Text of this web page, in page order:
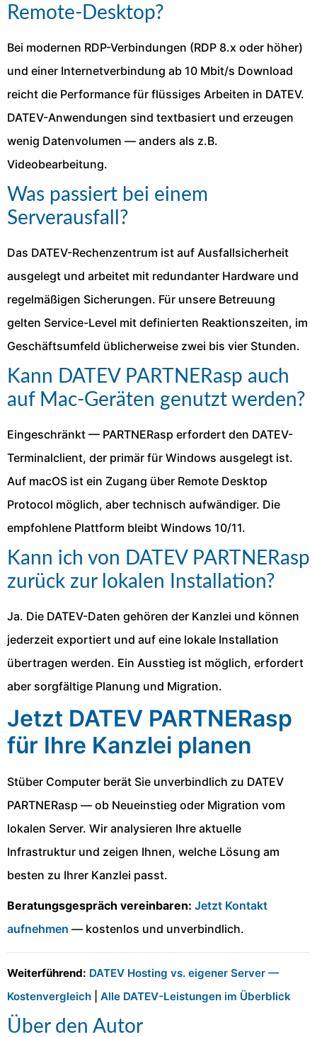
Remote-Desktop?
Bei modernen RDP-Verbindungen (RDP 8.x oder höher)
und einer Internetverbindung ab 10 Mbit/s Download
reicht die Performance für flüssiges Arbeiten in DATEV.
DATEV-Anwendungen sind textbasiert und erzeugen
wenig Datenvolumen — anders als z.B.
Videobearbeitung.
Was passiert bei einem
Serverausfall?
Das DATEV-Rechenzentrum ist auf Ausfallsicherheit
ausgelegt und arbeitet mit redundanter Hardware und
regelmäßigen Sicherungen. Für unsere Betreuung
gelten Service-Level mit definierten Reaktionszeiten, im
Geschäftsumfeld üblicherweise zwei bis vier Stunden.
Kann DATEV PARTNERasp auch
auf Mac-Geräten genutzt werden?
Eingeschränkt — PARTNERasp erfordert den DATEV-
Terminalclient, der primär für Windows ausgelegt ist.
Auf macOS ist ein Zugang über Remote Desktop
Protocol möglich, aber technisch aufwändiger. Die
empfohlene Plattform bleibt Windows 10/11.
Kann ich von DATEV PARTNERasp
zurück zur lokalen Installation?
Ja. Die DATEV-Daten gehören der Kanzlei und können
jederzeit exportiert und auf eine lokale Installation
übertragen werden. Ein Ausstieg ist möglich, erfordert
aber sorgfältige Planung und Migration.
Jetzt DATEV PARTNERasp
für Ihre Kanzlei planen
Stüber Computer berät Sie unverbindlich zu DATEV
PARTNERasp — ob Neueinstieg oder Migration vom
lokalen Server. Wir analysieren Ihre aktuelle
Infrastruktur und zeigen Ihnen, welche Lösung am
besten zu Ihrer Kanzlei passt.
Beratungsgespräch vereinbaren: Jetzt Kontakt
aufnehmen — kostenlos und unverbindlich.
Weiterführend: DATEV Hosting vs. eigener Server —
Kostenvergleich
Alle DATEV-Leistungen im Überblick
Über den Autor